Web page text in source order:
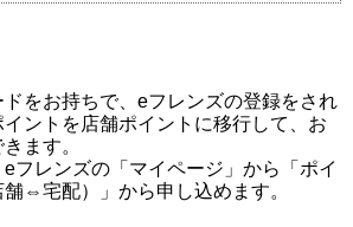
をお持ちで、eフレンズの登録をされ
ントを店舗ポイントに移行して、お
ます。
フレンズの「マイページ」から「ポイ
⇔宅配）」から申し込めます。